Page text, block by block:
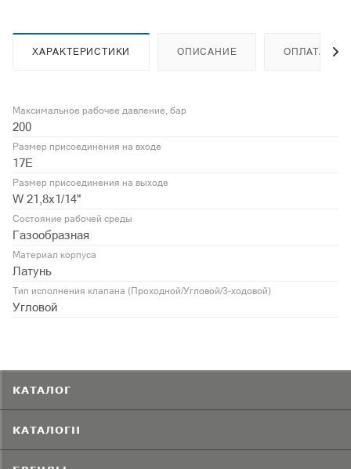
ХАРАКТЕРИСТИКИ ОПИСАНИЕ ОПЛАТА
Максимальное рабочее давление, бар
200
Размер присоединения на входе
17E
Размер присоединения на выходе
W 21,8x1/14"
Состояние рабочей среды
Газообразная
Материал корпуса
Латунь
Тип исполнения клапана (Проходной/Угловой/3-ходовой)
Угловой
КАТАЛОГ
КАТАЛОГИ